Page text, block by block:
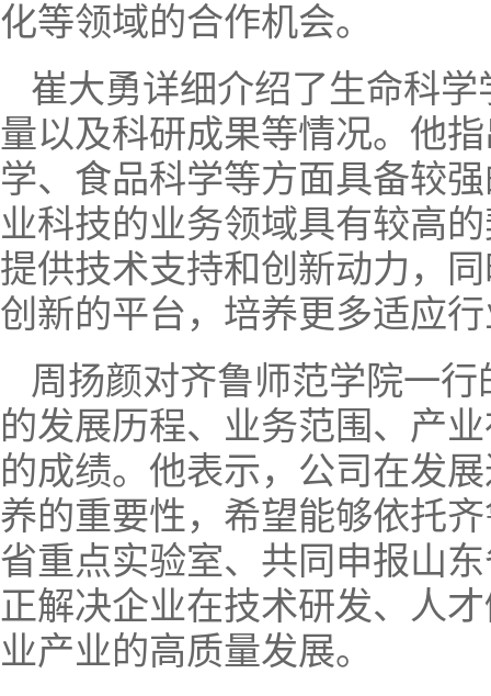
化等领域的合作机会。
崔大勇详细介绍了生命科
量以及科研成果等情况。他
学、食品科学等方面具备较
业科技的业务领域具有较高
提供技术支持和创新动力，
创新的平台，培养更多适应
周扬颜对齐鲁师范学院一
的发展历程、业务范围、产
的成绩。他表示，公司在发
养的重要性，希望能够依托
省重点实验室、共同申报山
正解决企业在技术研发、人
业产业的高质量发展。